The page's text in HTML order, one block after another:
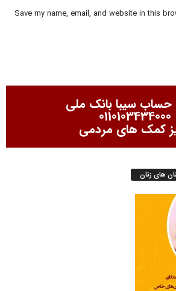
Save my name, email, and website in this
حساب سیبا بانک ملی
0110103434000
کمک های مردمی
های زنان